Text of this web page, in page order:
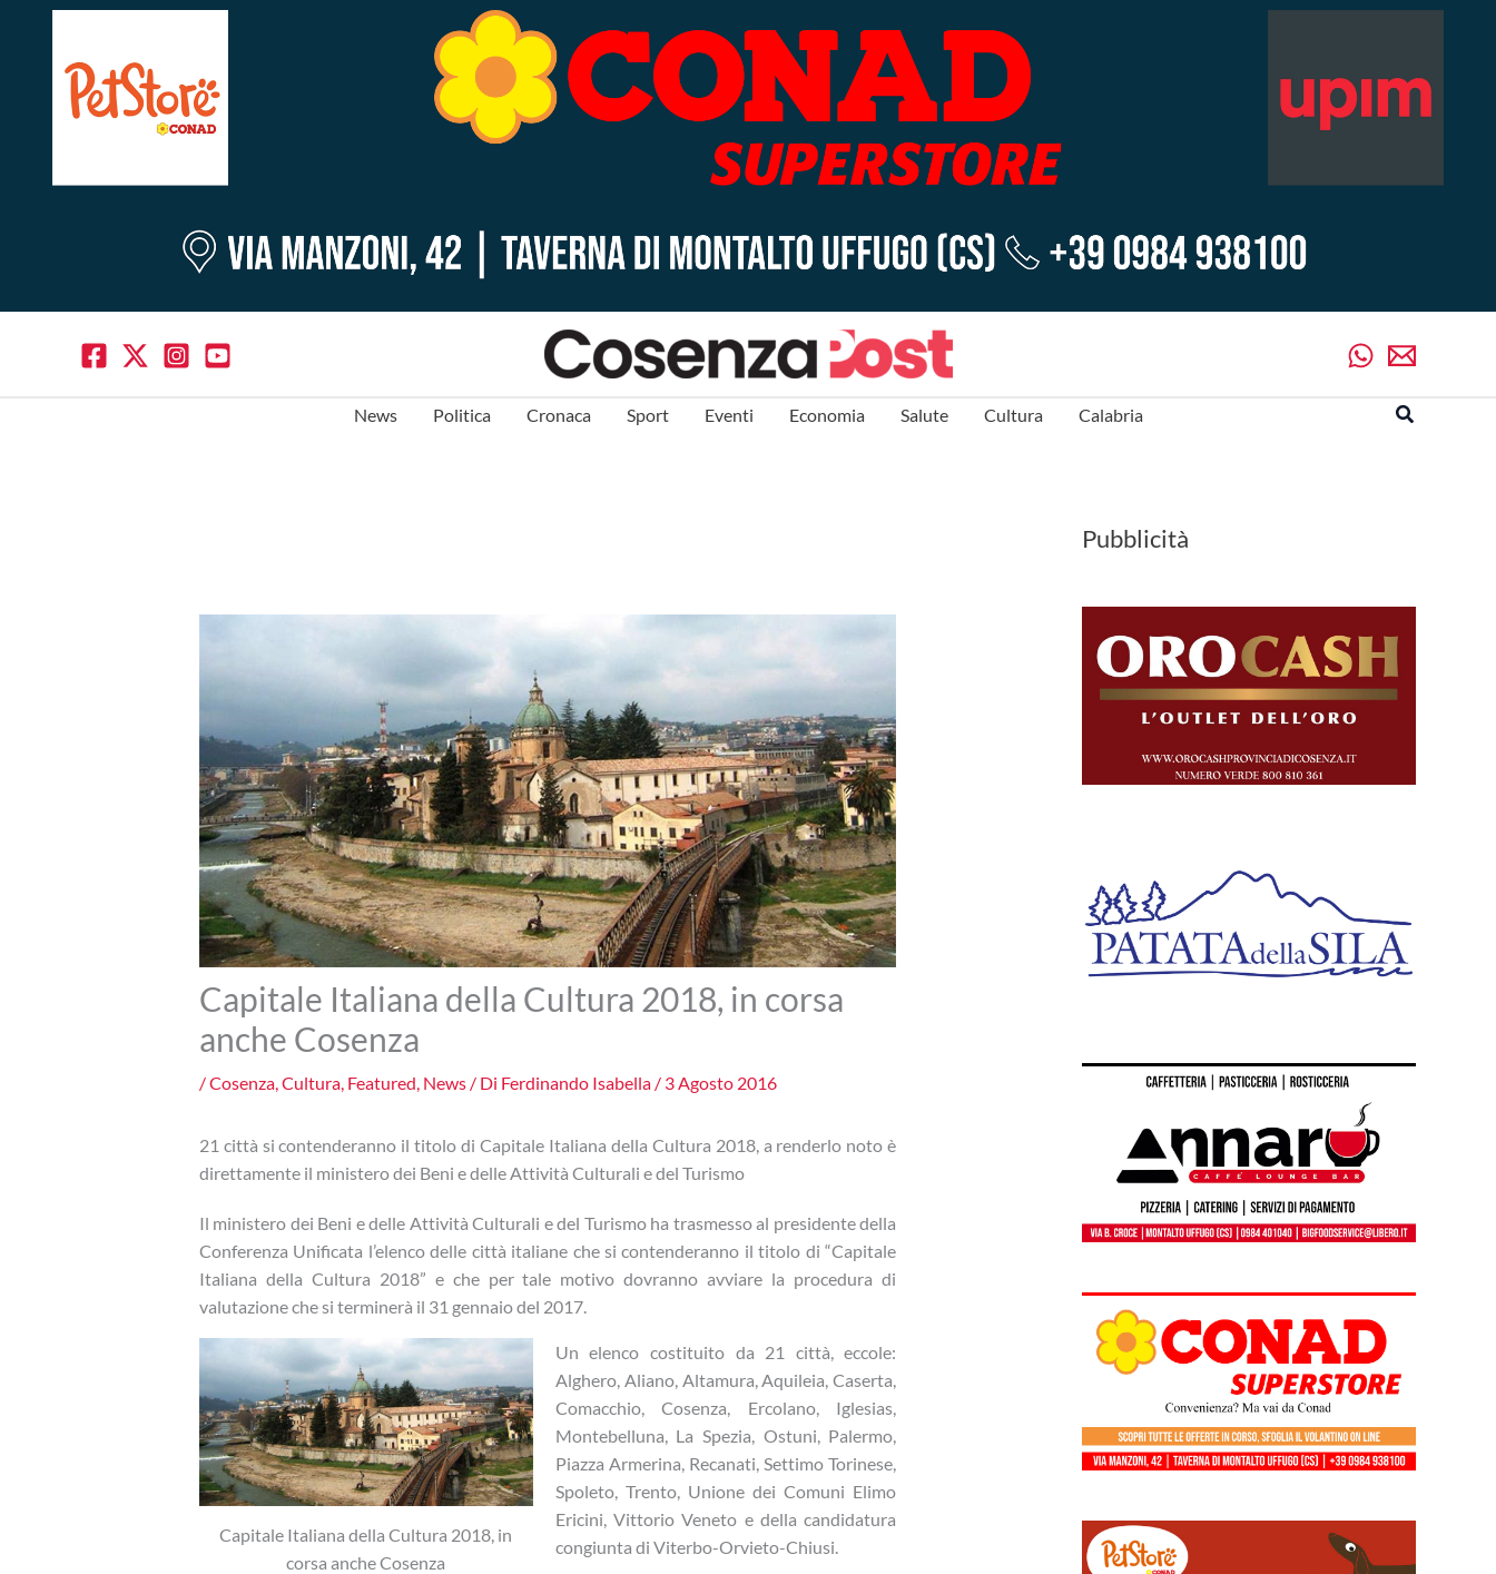
News Politica Cronaca Sport Eventi Economia Salute Cultura Calabria Cerca
Capitale Italiana della Cultura 2018, in corsa
anche Cosenza
/Cosenza, Cultura, Featured News/ Di Ferdinando Isabella / 3 Agosto 2016
21 città si contenderanno il titolo di Capitale Italiana della Cultura 2018, a renderlo noto è
direttamente il ministero dei Beni e delle Attività Culturali e del Turismo
Il ministero dei Beni e delle Attività Culturali e del Turismo ha trasmesso al presidente della
Conferenza Unificata l’elenco delle città italiane che si contenderanno il titolo di “Capitale
Italiana della Cultura 2018” e che per tale motivo dovranno avviare la procedura di
valutazione che si terminerà il 31 gennaio del 2017.
Capitale Italiana della Cultura 2018, in
corsa anche Cosenza
Un elenco costituito da 21 città, eccole:
Alghero, Aliano, Altamura, Aquileia, Caserta,
Comacchio, Cosenza, Ercolano, Iglesias,
Montebelluna, La Spezia, Ostuni, Palermo,
Piazza Armerina, Recanati, Settimo Torinese,
Spoleto, Trento, Unione dei Comuni Elimo
Ericini, Vittorio Veneto e della candidatura
congiunta di Viterbo-Orvieto-Chiusi.
Pubblicità